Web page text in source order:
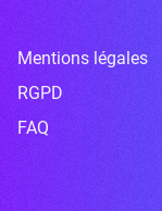
Mentions légales
RGPD
FAQ